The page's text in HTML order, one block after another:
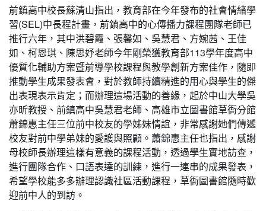
前鎮高中校長蘇清山指出，教育部在今年發布的社會情緒學
習(SEL)中長程計畫，前鎮高中的心傳播力課程團隊老師已
推行六年，其中洪碧霞、張馨如、吳慧君、方婉茜、王佳
如、柯恩琪、陳思妤老師今年剛榮獲教育部113學年度高中
優質化輔助方案暨前導學校課程與教學創新方案佳作，隨即
推動學生成果發表會，對於教師持續精進的用心與學生的傑
出表現表示肯定；而辦理這場活動的善緣，起於中山大學吳
亦昕教授、前鎮高中吳慧君老師、高雄市立圖書館草衙分館
蕭錦惠主任三位前中校友的學姊妹情誼，非常感謝她們傳遞
校友對前中學弟妹的愛護與照顧。蕭錦惠主任也指出，感謝
母校師長辦理這樣有意義的課程活動，透過學生實地訪查，
進行團隊合作、口語表達的訓練，進行一連串的成果發表，
希望學校能多多辦理認識社區活動課程，草衙圖書館隨時歡
迎前中人的到訪。